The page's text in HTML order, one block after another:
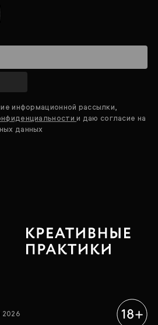
информационной рассылки,
и даю согласие на
данных